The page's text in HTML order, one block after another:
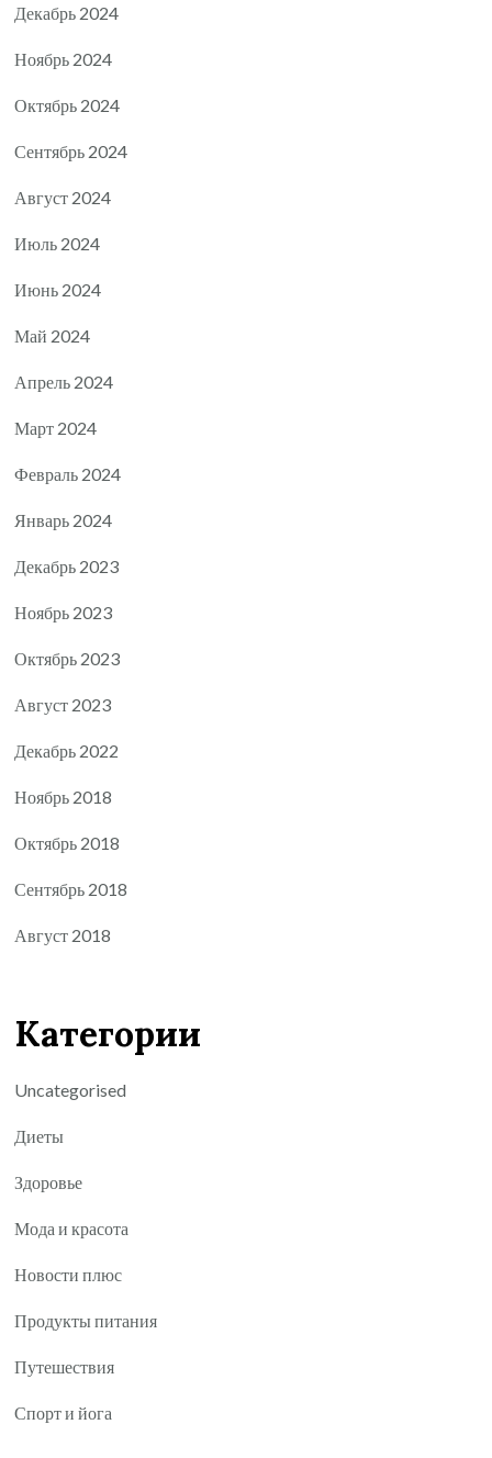
Декабрь 2024
Ноябрь 2024
Октябрь 2024
Сентябрь 2024
Август 2024
Июль 2024
Июнь 2024
Май 2024
Апрель 2024
Март 2024
Февраль 2024
Январь 2024
Декабрь 2023
Ноябрь 2023
Октябрь 2023
Август 2023
Декабрь 2022
Ноябрь 2018
Октябрь 2018
Сентябрь 2018
Август 2018
Категории
Uncategorised
Диеты
Здоровье
Мода и красота
Новости плюс
Продукты питания
Путешествия
Спорт и йога